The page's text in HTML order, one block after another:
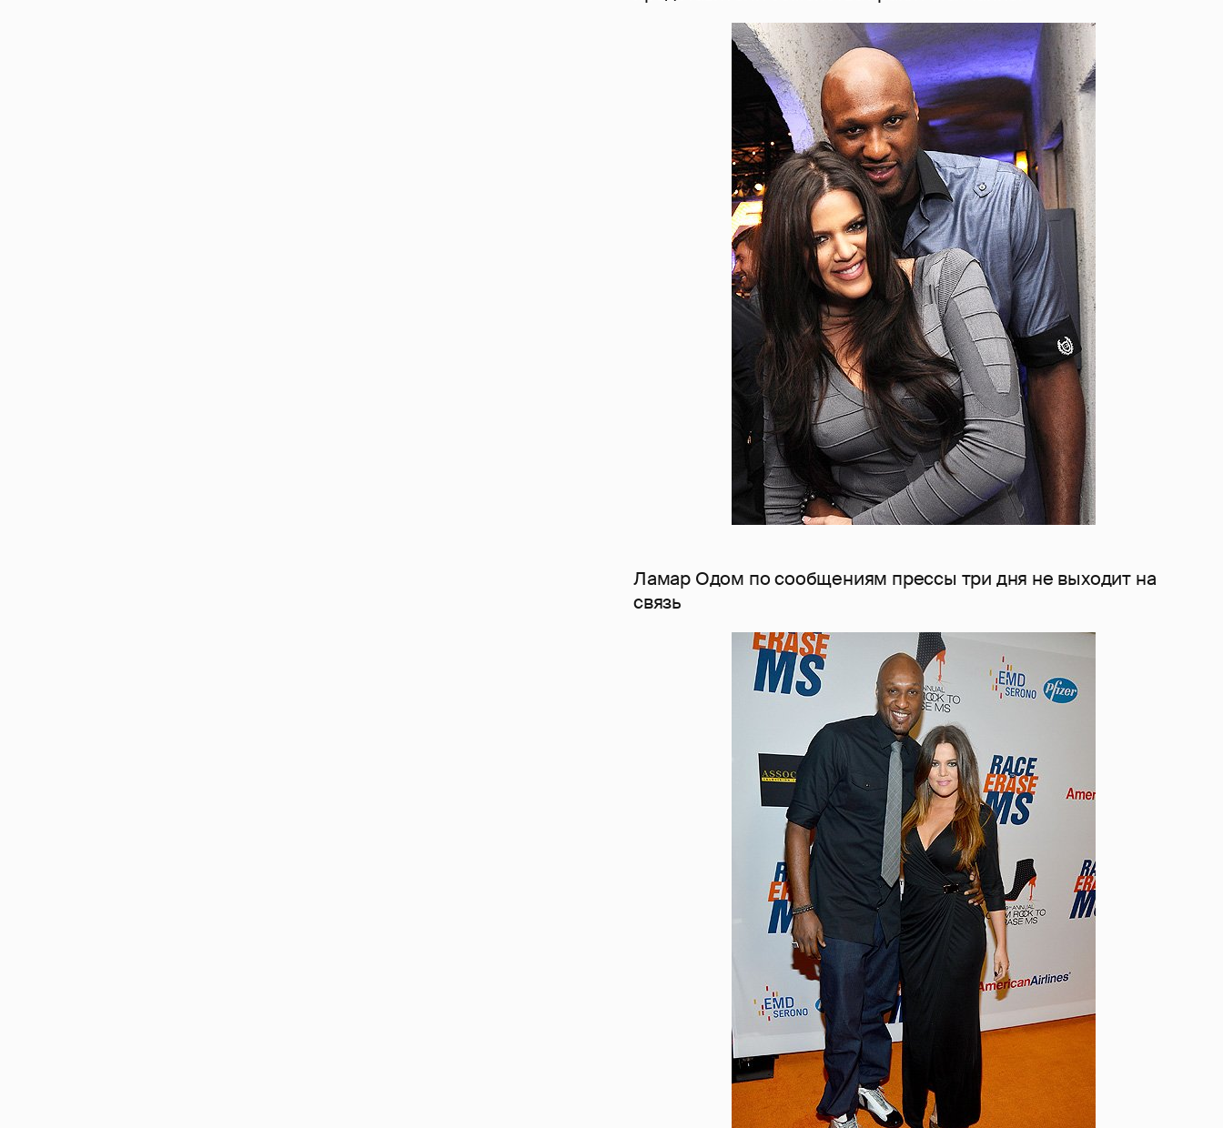
Ламар Одом по сообщениям прессы три дня не выходит на
связь